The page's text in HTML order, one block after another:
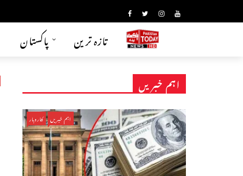
پاکستان تازہ ترین
اہم خبریں
اہم خبریں کاروبار